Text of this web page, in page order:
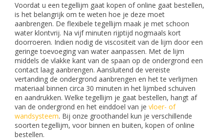
Voordat u een tegellijm gaat kopen of online gaat bestellen,
is het belangrijk om te weten hoe je deze moet
aanbrengen. De flexibele tegellijm maak je met schoon
water klontvrij. Na vijf minuten rijptijd nogmaals kort
doorroeren. Indien nodig de viscositeit van de lijm door een
geringe toevoeging van water aanpassen. Met de lijm
middels de vlakke kant van de spaan op de ondergrond een
contact laag aanbrengen. Aansluitend de vereiste
vertanding de ondergrond aanbrengen en het te verlijmen
materiaal binnen circa 30 minuten in het lijmbed schuiven
en aandrukken. Welke tegellijm je gaat bestellen, hangt af
van de ondergrond en het einddoel van je vloer- of
wandsysteem. Bij onze groothandel kun je verschillende
soorten tegellijm, voor binnen en buiten, kopen of online
bestellen.